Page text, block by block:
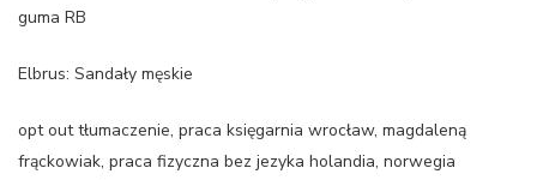
guma RB
Elbrus: Sandały męskie
opt out tłumaczenie, praca księgarnia wrocław, magdaleną
frąckowiak, praca fizyczna bez jezyka holandia, norwegia